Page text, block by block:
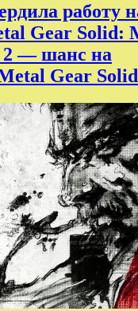
работу
Gear Solid:
2 — шанс на
Gear Solid